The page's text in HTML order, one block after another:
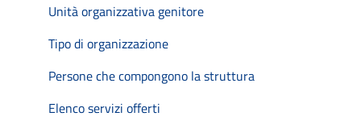
Unità organizzativa genitore
Tipo di organizzazione
Persone che compongono la struttura
Elenco servizi offerti